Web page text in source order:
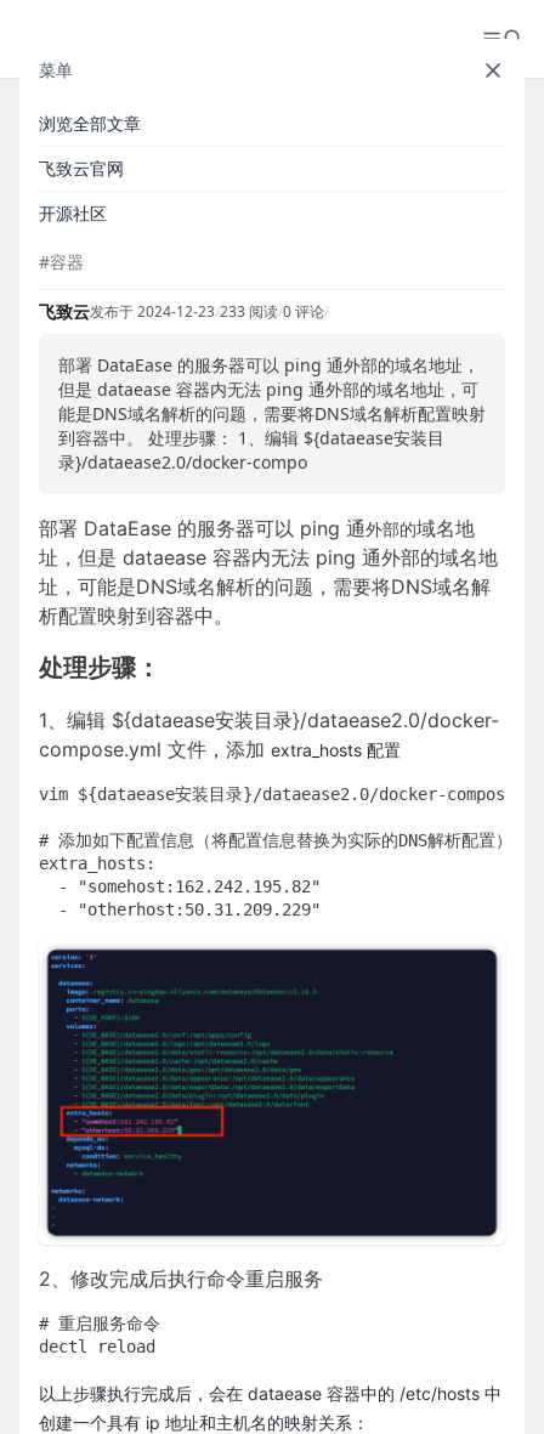
菜单
浏览全部文章
飞致云官网
开源社区
DataEase 容器无法 ping 通外部
域名
#容器
飞致云发布于 2024-12-23/233 阅读/0 评论/
部署 DataEase 的服务器可以 ping 通外部的域名地址，
但是 dataease 容器内无法 ping 通外部的域名地址，可
能是DNS域名解析的问题，需要将DNS域名解析配置映射
到容器中。 处理步骤： 1、编辑 ${dataease安装目
录}/dataease2.0/docker-compo
部署 DataEase 的服务器可以 ping 通外部的域名地
址，但是 dataease 容器内无法 ping 通外部的域名地
址，可能是DNS域名解析的问题，需要将DNS域名解
析配置映射到容器中。
处理步骤：
1、编辑 ${dataease安装目录}/dataease2.0/docker-
compose.yml 文件，添加 extra_hosts 配置
vim ${dataease安装目录}/dataease2.0/docker-
# 添加如下配置信息（将配置信息替换为实际的DNS解析配置）
extra_hosts:
  - "somehost:162.242.195.82"
  - "otherhost:50.31.209.229"
2、修改完成后执行命令重启服务
# 重启服务命令
dectl reload
以上步骤执行完成后，会在 dataease 容器中的 /etc/hosts 中
创建一个具有 ip 地址和主机名的映射关系：